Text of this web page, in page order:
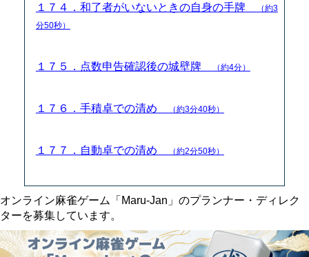
１７４．和了者がいないときの自身の手牌
（約3
分50秒）
１７５．点数申告確認後の城壁牌 （約4分）
１７６．手積卓での清め （約3分40秒）
１７７．自動卓での清め （約2分50秒）
オンライン麻雀ゲーム「Maru-Jan」のプランナー・ディレク
ターを募集しています。